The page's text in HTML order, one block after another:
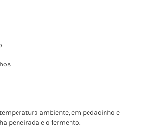
ambiente, em pedacinho e
peneirada e o fermento.